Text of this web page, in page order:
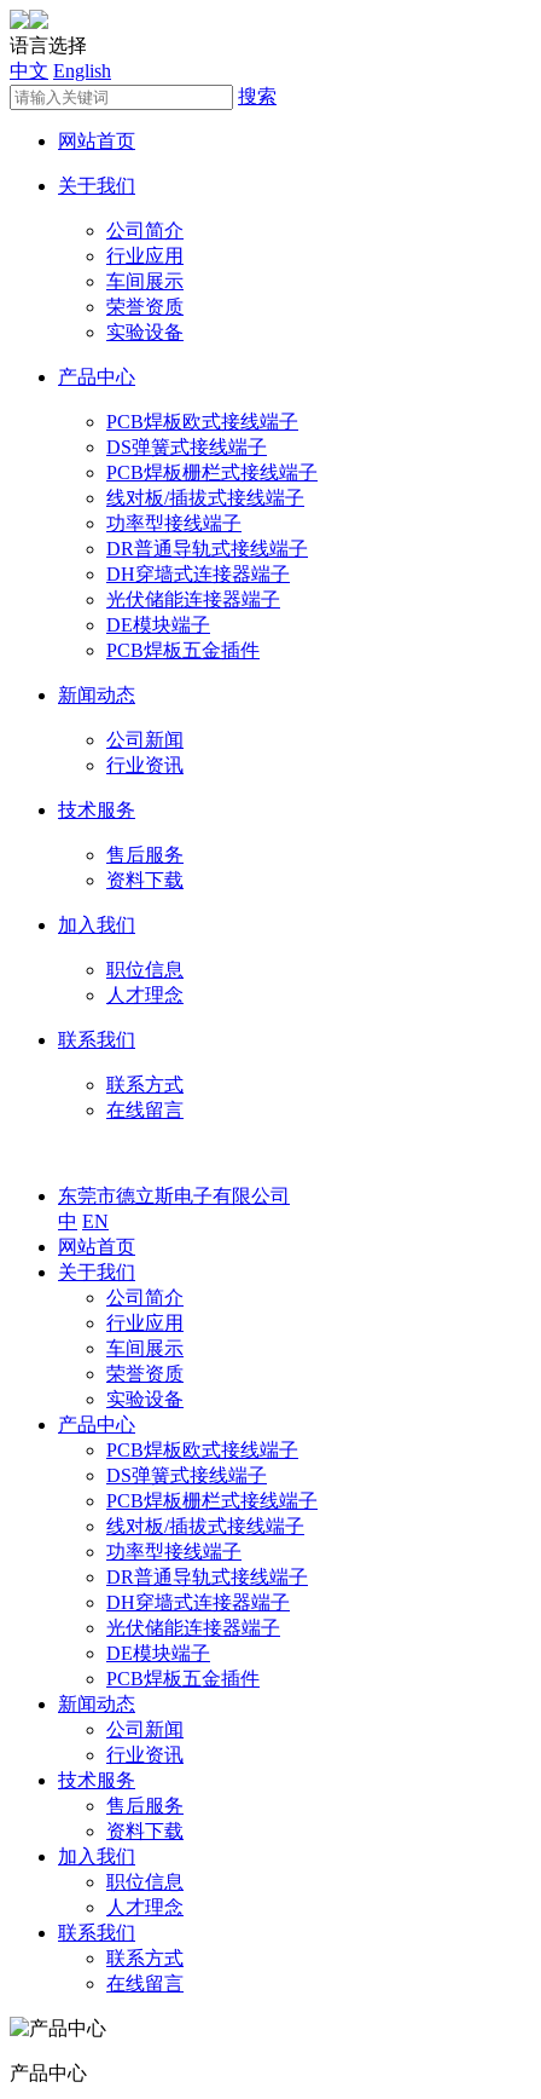
语言选择
中文 English
搜索
网站首页
关于我们
公司简介
行业应用
车间展示
荣誉资质
实验设备
产品中心
PCB焊板欧式接线端子
DS弹簧式接线端子
PCB焊板栅栏式接线端子
线对板/插拔式接线端子
功率型接线端子
DR普通导轨式接线端子
DH穿墙式连接器端子
光伏储能连接器端子
DE模块端子
PCB焊板五金插件
新闻动态
公司新闻
行业资讯
技术服务
售后服务
资料下载
加入我们
职位信息
人才理念
联系我们
联系方式
在线留言
东莞市德立斯电子有限公司
中 EN
网站首页
关于我们
公司简介
行业应用
车间展示
荣誉资质
实验设备
产品中心
PCB焊板欧式接线端子
DS弹簧式接线端子
PCB焊板栅栏式接线端子
线对板/插拔式接线端子
功率型接线端子
DR普通导轨式接线端子
DH穿墙式连接器端子
光伏储能连接器端子
DE模块端子
PCB焊板五金插件
新闻动态
公司新闻
行业资讯
技术服务
售后服务
资料下载
加入我们
职位信息
人才理念
联系我们
联系方式
在线留言
产品中心